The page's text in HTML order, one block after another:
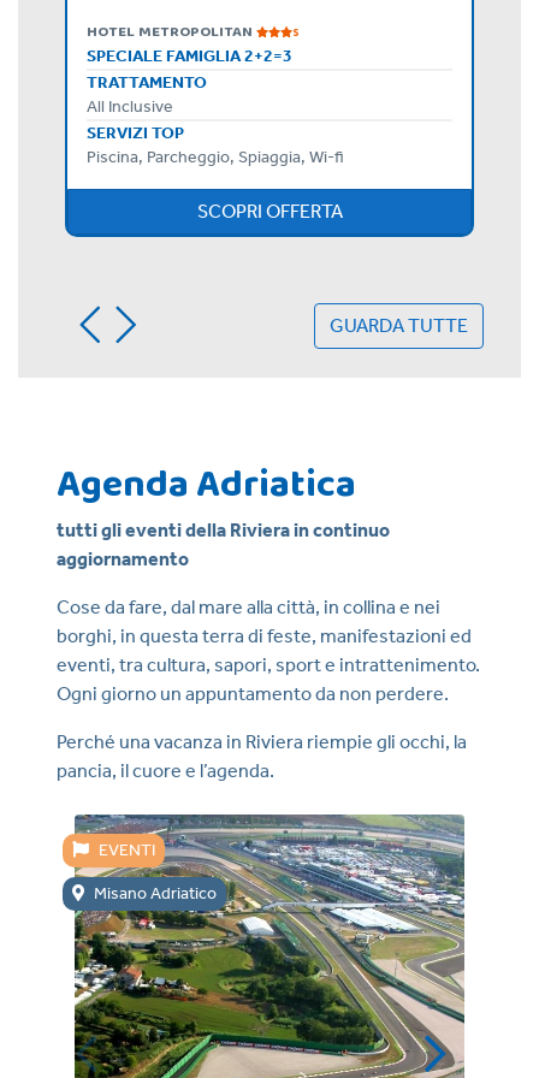
HOTEL METROPOLITAN S
SPECIALE FAMIGLIA 2+2=3
TRATTAMENTO
All Inclusive
SERVIZI TOP
Piscina, Parcheggio, Spiaggia, Wi-fi
SCOPRI OFFERTA
GUARDA TUTTE
Agenda Adriatica
tutti gli eventi della Riviera in continuo
aggiornamento
Cose da fare, dal mare alla città, in collina e nei
borghi, in questa terra di feste, manifestazioni ed
eventi, tra cultura, sapori, sport e intrattenimento.
Ogni giorno un appuntamento da non perdere.
Perché una vacanza in Riviera riempie gli occhi, la
pancia, il cuore e l’agenda.
EVENTI
Misano Adriatico